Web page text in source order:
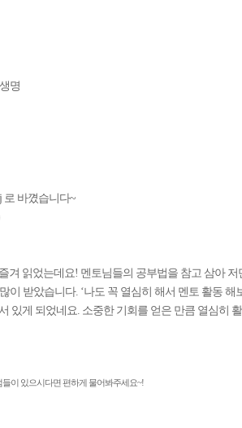
명
로 바꼈습니다~
겨 읽었는데요! 멘토님들의 공부법을 참고 삼아
이 받았습니다. ‘나도 꼭 열심히 해서 멘토 활동 해
있게 되었네요. 소중한 기회를 얻은 만큼 열심히
이 있으시다면 편하게 물어봐주세요~!